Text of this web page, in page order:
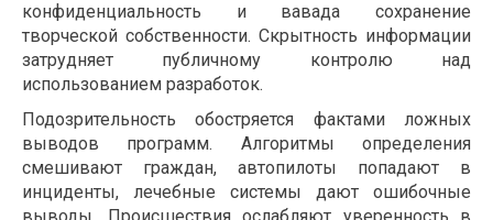
конфиденциальность и вавада сохранение
творческой собственности. Скрытность информации
затрудняет публичному контролю над
использованием разработок.
Подозрительность обостряется фактами ложных
выводов программ. Алгоритмы определения
смешивают граждан, автопилоты попадают в
инциденты, лечебные системы дают ошибочные